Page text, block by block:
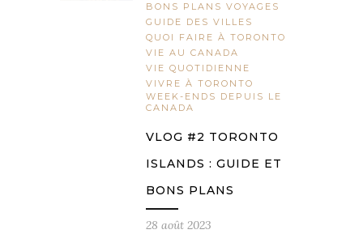
BONS PLANS VOYAGES
GUIDE DES VILLES
QUOI FAIRE À TORONTO
VIE AU CANADA
VIE QUOTIDIENNE
VIVRE À TORONTO
WEEK-ENDS DEPUIS LE
CANADA
VLOG #2 TORONTO
ISLANDS : GUIDE ET
BONS PLANS
28 août 2023